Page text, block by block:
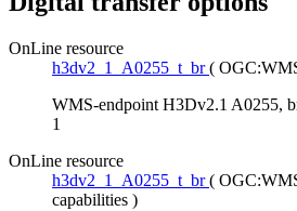
OnLine resource
h3dv2_1_A0255_t_br (
WMS-endpoint H3Dv2.1 A0255,
1
OnLine resource
h3dv2_1_A0255_t_br (
capabilities )